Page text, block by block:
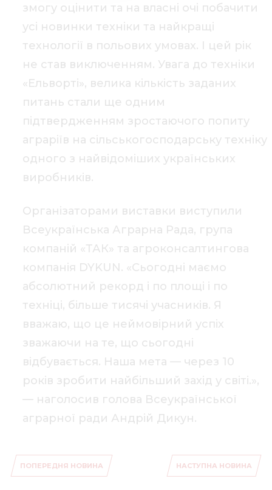
змогу оцінити та на власні очі побачити
усі новинки техніки та найкращі
технології в польових умовах. І цей рік
не став виключенням. Увага до техніки
«Ельворті», велика кількість заданих
питань стали ще одним
підтвердженням зростаючого попиту
аграріїв на сільськогосподарську техніку
одного з найвідоміших українських
виробників.
Організаторами виставки виступили
Всеукраїнська Аграрна Рада, група
компаній «ТАК» та агроконсалтингова
компанія DYKUN. «Сьогодні маємо
абсолютний рекорд і по площі і по
техніці, більше тисячі учасників. Я
вважаю, що це неймовірний успіх
зважаючи на те, що сьогодні
відбувається. Наша мета — через 10
років зробити найбільший захід у світі.»,
— наголосив голова Всеукраїнської
аграрної ради Андрій Дикун.
ПОПЕРЕДНЯ НОВИНА НАСТУПНА НОВИНА